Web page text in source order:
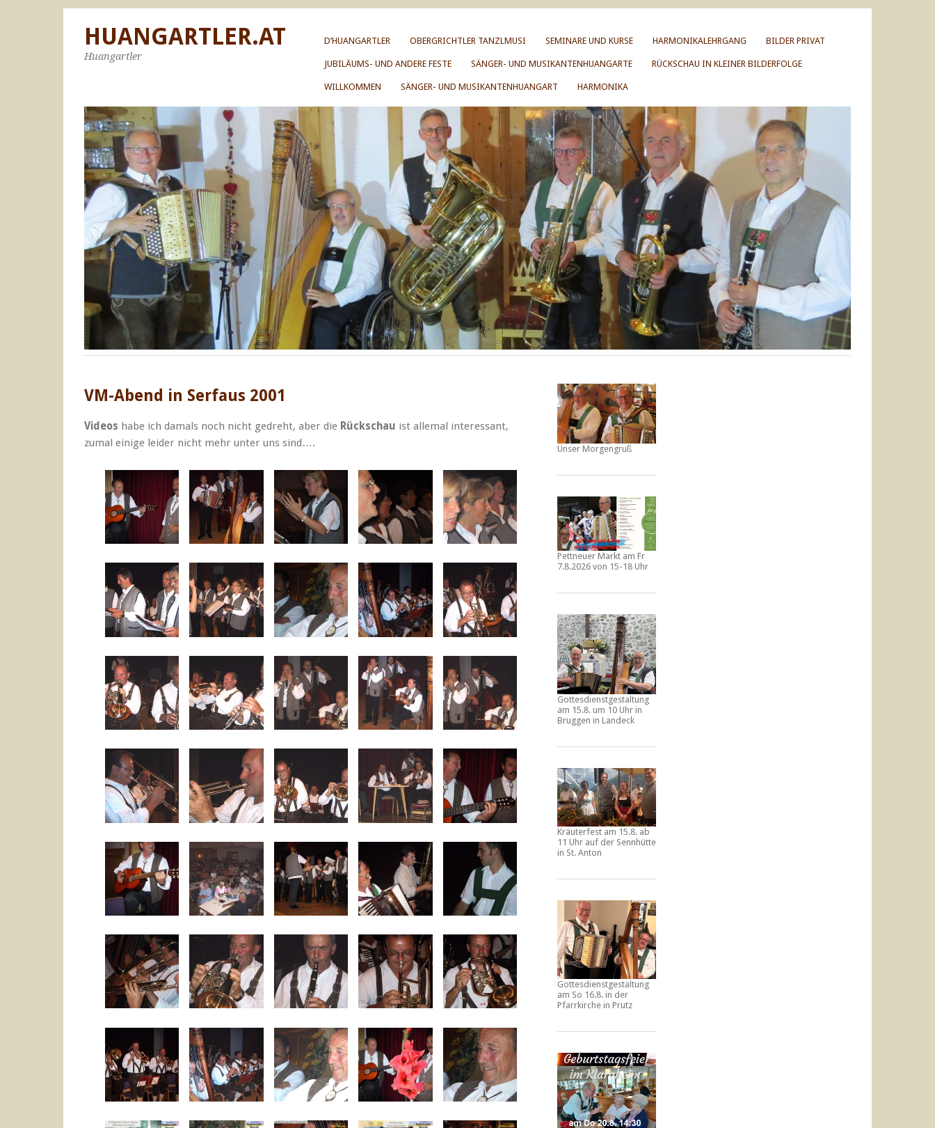
D’HUANGARTLER OBERGRICHTLER TANZLMUSI SEMINARE UND KURSE HARMONIKALEHRGANG BILDER PRIVAT
JUBILÄUMS- UND ANDERE FESTE SÄNGER- UND MUSIKANTENHUANGARTE RÜCKSCHAU IN KLEINER BILDERFOLGE
WILLKOMMEN SÄNGER- UND MUSIKANTENHUANGART HARMONIKA
HUANGARTLER.AT
Huangartler
VM-Abend in Serfaus 2001
Videos habe ich damals noch nicht gedreht, aber die Rückschau ist allemal interessant,
zumal einige leider nicht mehr unter uns sind….
Unser Morgengruß
Pettneuer Markt am Fr
7.8.2026 von 15-18 Uhr
Gottesdienstgestaltung
am 15.8. um 10 Uhr in
Bruggen in Landeck
Kräuterfest am 15.8. ab
11 Uhrauf der Sennhütte
in St. Anton
Gottesdienstgestaltung
am So 16.8. in der
Pfarrkirche in Prutz